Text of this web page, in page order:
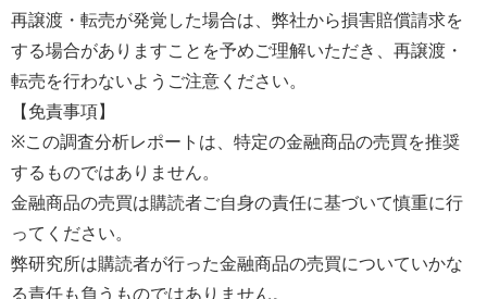
再譲渡・転売が発覚した場合は、弊社から損害賠償請求を
する場合がありますことを予めご理解いただき、再譲渡・
転売を行わないようご注意ください。
【免責事項】
※この調査分析レポートは、特定の金融商品の売買を推奨
するものではありません。
金融商品の売買は購読者ご自身の責任に基づいて慎重に行
ってください。
弊研究所は購読者が行った金融商品の売買についていかな
る責任も負うものではありません。